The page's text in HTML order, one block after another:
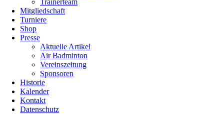
Trainerteam
Mitgliedschaft
Turniere
Shop
Presse
Aktuelle Artikel
Air Badminton
Vereinszeitung
Sponsoren
Historie
Kalender
Kontakt
Datenschutz